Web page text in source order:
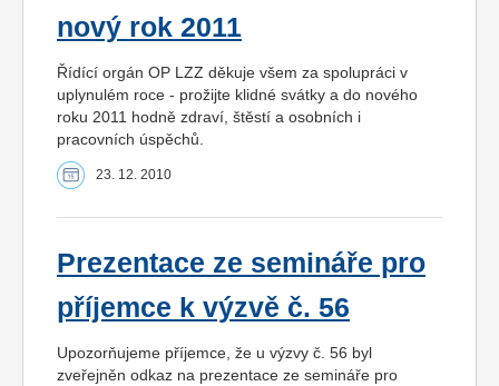
nový rok 2011
Řídící orgán OP LZZ děkuje všem za spolupráci v
uplynulém roce - prožijte klidné svátky a do nového
roku 2011 hodně zdraví, štěstí a osobních i
pracovních úspěchů.
23. 12. 2010
Prezentace ze semináře pro
příjemce k výzvě č. 56
Upozorňujeme příjemce, že u výzvy č. 56 byl
zveřejněn odkaz na prezentace ze semináře pro